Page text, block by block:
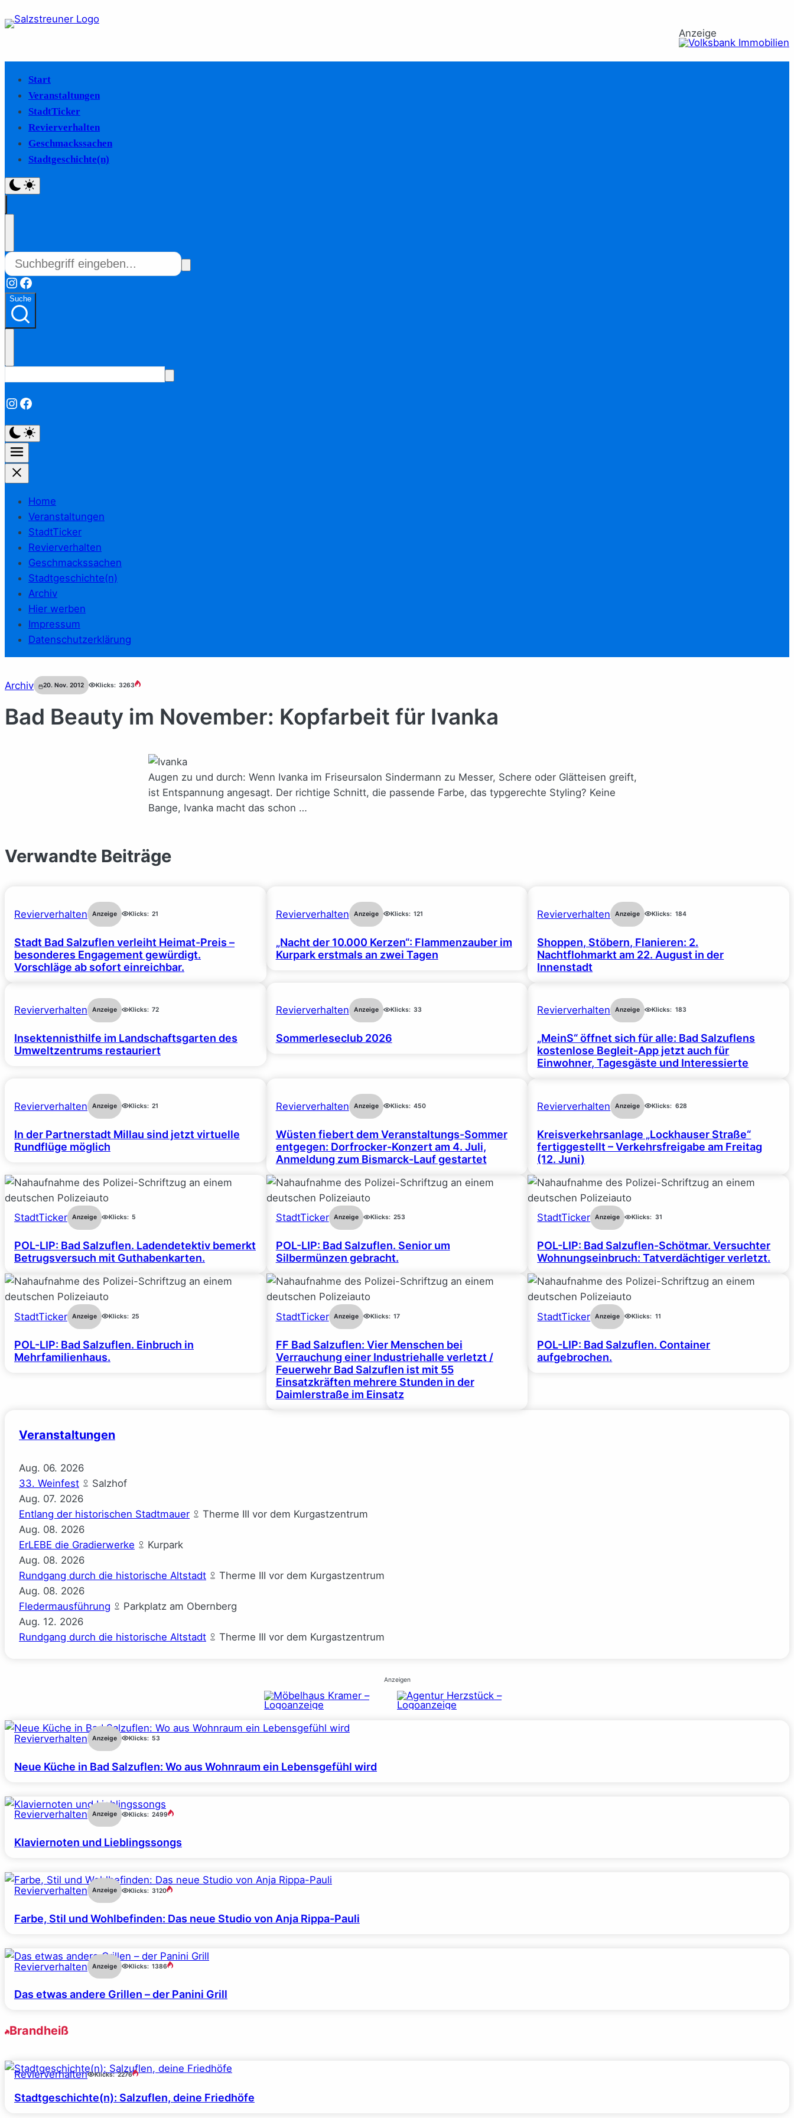
Anzeige
Start
Veranstaltungen
StadtTicker
Revierverhalten
Geschmackssachen
Stadtgeschichte(n)
Instagram
Facebook
Suche
Instagram
Facebook
Home
Veranstaltungen
StadtTicker
Revierverhalten
Geschmackssachen
Stadtgeschichte(n)
Archiv
Hier werben
Impressum
Datenschutzerklärung
Archiv 20. Nov. 2012 Klicks: 3263
Bad Beauty im November: Kopfarbeit für Ivanka
Augen zu und durch: Wenn Ivanka im Friseursalon Sindermann zu Messer, Schere oder Glätteisen greift,
ist Entspannung angesagt. Der richtige Schnitt, die passende Farbe, das typgerechte Styling? Keine
Bange, Ivanka macht das schon …
Verwandte Beiträge
Revierverhalten Anzeige Klicks: 21
Stadt Bad Salzuflen verleiht Heimat-Preis –
besonderes Engagement gewürdigt.
Vorschläge ab sofort einreichbar.
Revierverhalten Anzeige Klicks: 121
„Nacht der 10.000 Kerzen“: Flammenzauber im
Kurpark erstmals an zwei Tagen
Revierverhalten Anzeige Klicks: 184
Shoppen, Stöbern, Flanieren: 2.
Nachtflohmarkt am 22. August in der
Innenstadt
Revierverhalten Anzeige Klicks: 72
Insektennisthilfe im Landschaftsgarten des
Umweltzentrums restauriert
Revierverhalten Anzeige Klicks: 33
Sommerleseclub 2026
Revierverhalten Anzeige Klicks: 183
„MeinS“ öffnet sich für alle: Bad Salzuflens
kostenlose Begleit-App jetzt auch für
Einwohner, Tagesgäste und Interessierte
Revierverhalten Anzeige Klicks: 21
In der Partnerstadt Millau sind jetzt virtuelle
Rundflüge möglich
Revierverhalten Anzeige Klicks: 450
Wüsten fiebert dem Veranstaltungs-Sommer
entgegen: Dorfrocker-Konzert am 4. Juli,
Anmeldung zum Bismarck-Lauf gestartet
Revierverhalten Anzeige Klicks: 628
Kreisverkehrsanlage „Lockhauser Straße“
fertiggestellt – Verkehrsfreigabe am Freitag
(12. Juni)
StadtTicker Anzeige Klicks: 5
POL-LIP: Bad Salzuflen. Ladendetektiv bemerkt
Betrugsversuch mit Guthabenkarten.
StadtTicker Anzeige Klicks: 253
POL-LIP: Bad Salzuflen. Senior um
Silbermünzen gebracht.
StadtTicker Anzeige Klicks: 31
POL-LIP: Bad Salzuflen-Schötmar. Versuchter
Wohnungseinbruch: Tatverdächtiger verletzt.
StadtTicker Anzeige Klicks: 25
POL-LIP: Bad Salzuflen. Einbruch in
Mehrfamilienhaus.
StadtTicker Anzeige Klicks: 17
FF Bad Salzuflen: Vier Menschen bei
Verrauchung einer Industriehalle verletzt /
Feuerwehr Bad Salzuflen ist mit 55
Einsatzkräften mehrere Stunden in der
Daimlerstraße im Einsatz
StadtTicker Anzeige Klicks: 11
POL-LIP: Bad Salzuflen. Container
aufgebrochen.
Veranstaltungen
Aug. 06. 2026
33. Weinfest
Salzhof
Aug. 07. 2026
Entlang der historischen Stadtmauer
Therme III vor dem Kurgastzentrum
Aug. 08. 2026
ErLEBE die Gradierwerke
Kurpark
Aug. 08. 2026
Rundgang durch die historische Altstadt
Therme III vor dem Kurgastzentrum
Aug. 08. 2026
Fledermausführung
Parkplatz am Obernberg
Aug. 12. 2026
Rundgang durch die historische Altstadt
Therme III vor dem Kurgastzentrum
Anzeigen
Revierverhalten Anzeige Klicks: 53
Neue Küche in Bad Salzuflen: Wo aus Wohnraum ein Lebensgefühl wird
Revierverhalten Anzeige Klicks: 2499
Klaviernoten und Lieblingssongs
Revierverhalten Anzeige Klicks: 3120
Farbe, Stil und Wohlbefinden: Das neue Studio von Anja Rippa-Pauli
Revierverhalten Anzeige Klicks: 1386
Das etwas andere Grillen – der Panini Grill
Brandheiß
Revierverhalten Klicks: 2276
Stadtgeschichte(n): Salzuflen, deine Friedhöfe